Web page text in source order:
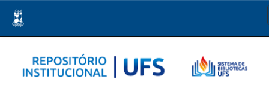
navigation